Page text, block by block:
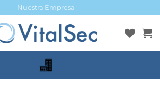
Nuestra Empresa